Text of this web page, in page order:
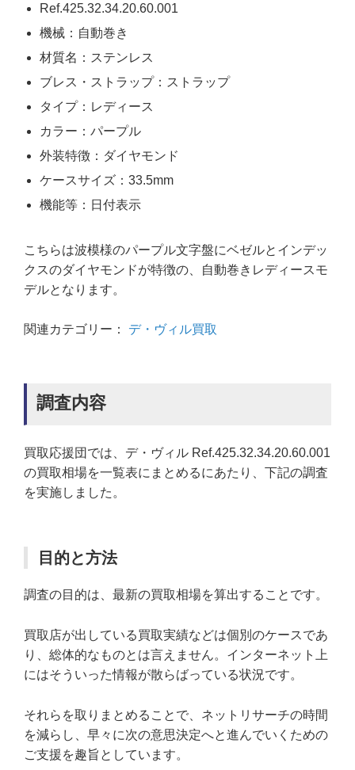
Ref.425.32.34.20.60.001
機械：自動巻き
材質名：ステンレス
ブレス・ストラップ：ストラップ
タイプ：レディース
カラー：パープル
外装特徴：ダイヤモンド
ケースサイズ：33.5mm
機能等：日付表示
こちらは波模様のパープル文字盤にベゼルとインデッ
クスのダイヤモンドが特徴の、自動巻きレディースモ
デルとなります。
関連カテゴリー： デ・ヴィル買取
調査内容
買取応援団では、デ・ヴィル Ref.425.32.34.20.60.001
の買取相場を一覧表にまとめるにあたり、下記の調査
を実施しました。
目的と方法
調査の目的は、最新の買取相場を算出することです。
買取店が出している買取実績などは個別のケースであ
り、総体的なものとは言えません。インターネット上
にはそういった情報が散らばっている状況です。
それらを取りまとめることで、ネットリサーチの時間
を減らし、早々に次の意思決定へと進んでいくための
ご支援を趣旨としています。